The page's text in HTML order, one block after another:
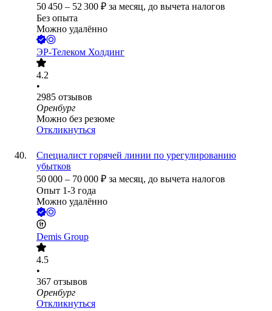
50 450 – 52 300 ₽ за месяц, до вычета налогов
Без опыта
Можно удалённо
ЭР-Телеком Холдинг
4.2
•
2985 отзывов
Оренбург
Можно без резюме
Откликнуться
Специалист горячей линии по урегулированию
убытков
50 000 – 70 000 ₽ за месяц, до вычета налогов
Опыт 1-3 года
Можно удалённо
Demis Group
4.5
•
367 отзывов
Оренбург
Откликнуться